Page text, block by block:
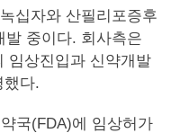
십자와 산필리포증후
발 중이다. 회사측은
임상진입과 신약개발
했다.
국(FDA)에 임상허가